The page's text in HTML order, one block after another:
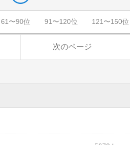
61〜90位 91〜120位 121〜150位
次のページ